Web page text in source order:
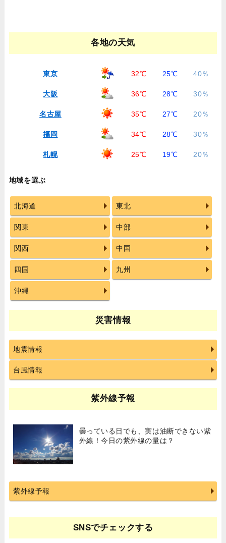
各地の天気
東京 32℃ 25℃ 40％
大阪 36℃ 28℃ 30％
名古屋 35℃ 27℃ 20％
福岡 34℃ 28℃ 30％
札幌 25℃ 19℃ 20％
地域を選ぶ
北海道 東北
関東 中部
関西 中国
四国 九州
沖縄
災害情報
地震情報
台風情報
紫外線予報
曇っている日でも、実は油断できない紫
外線！今日の紫外線の量は？
紫外線予報
SNSでチェックする